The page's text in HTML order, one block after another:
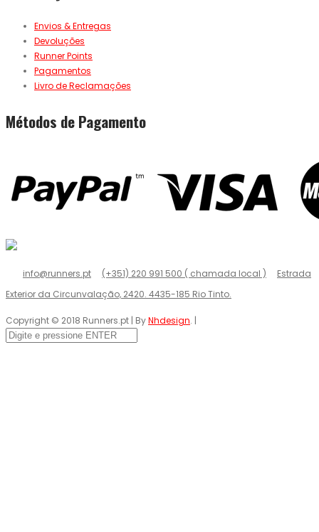
Envios & Entregas
Devoluções
Runner Points
Pagamentos
Livro de Reclamações
Métodos de Pagamento
info@runners.pt (+351) 220 991 500 ( chamada local )
Estrada
Exterior da Circunvalação, 2420. 4435-185 Rio Tinto.
Copyright © 2018 Runners.pt | ByNhdesign. |